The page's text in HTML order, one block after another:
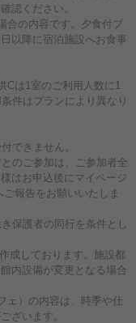
認ください。
合の内容です。夕食付プ
以降に宿泊施設へお食事
Cは1室のご利用人数に1
件はプランにより異なり
できません。
のご参加は、ご参加者全
はお申込後にマイページ
報告をお願いいたしま
保護者の同行を条件とし
成しております。施設都
内設備が変更となる場合
ェ）の内容は、時季や仕
ざいます。